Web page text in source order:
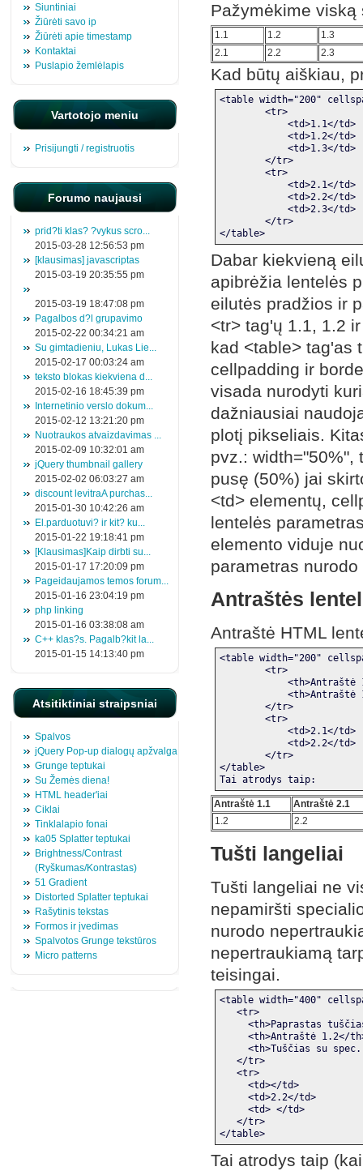
Siuntiniai
Žiūrėti savo ip
Žiūrėti apie timestamp
Kontaktai
Puslapio žemlėlapis
Vartotojo meniu
Prisijungti / registruotis
Forumo naujausi
prid?ti klas? ?vykus scro...
2015-03-28 12:56:53 pm
[klausimas] javascriptas
2015-03-19 20:35:55 pm
2015-03-19 18:47:08 pm
Pagalbos d?l grupavimo
2015-02-22 00:34:21 am
Su gimtadieniu, Lukas Lie...
2015-02-17 00:03:24 am
teksto blokas kiekviena d...
2015-02-16 18:45:39 pm
Internetinio verslo dokum...
2015-02-12 13:21:20 pm
Nuotraukos atvaizdavimas ...
2015-02-09 10:32:01 am
jQuery thumbnail gallery
2015-02-02 06:03:27 am
discount levitraA purchas...
2015-01-30 10:42:26 am
El.parduotuvi? ir kit? ku...
2015-01-22 19:18:41 pm
[Klausimas]Kaip dirbti su...
2015-01-17 17:20:09 pm
Pageidaujamos temos forum...
2015-01-16 23:04:19 pm
php linking
2015-01-16 03:38:08 am
C++ klas?s. Pagalb?kit la...
2015-01-15 14:13:40 pm
Atsitiktiniai straipsniai
Spalvos
jQuery Pop-up dialogų apžvalga
Grunge teptukai
Su Žemės diena!
HTML header'iai
Ciklai
Tinklalapio fonai
ka05 Splatter teptukai
Brightness/Contrast
(Ryškumas/Kontrastas)
51 Gradient
Distorted Splatter teptukai
Rašytinis tekstas
Formos ir įvedimas
Spalvotos Grunge tekstūros
Micro patterns
Pažymėkime viską
1.1 1.2
1.3
2.1
2.2 2.3
Kad būtų aiškiau,
<table width="200"
        <tr>
            <td>1.1</td>
            <td>1.2</td>
            <td>1.3</td>
        </tr>
        <tr>
            <td>2.1</td>
            <td>2.2</td>
            <td>2.3</td>
        </tr>
</table>
Dabar kiekvieną
apibrėžia lentelės
eilutės pradžios ir
<tr> tag'ų 1.1, 1.2
kad <table> tag'as
cellpadding ir
visada nurodyti
dažniausiai
plotį pikseliais.
pvz.:
pusę (50%) jai
<td> elementų,
lentelės
elemento viduje
parametras
Antraštės
Antraštė HTML
<table width="200"
        <tr>
<th>Antraštė
<th>Antraštė
        </tr>
        <tr>
            <td>2.1</td>
            <td>2.2</td>
        </tr>
</table>
Tai atrodys taip:
Antraštė 1.1
Antraštė 2.1
1.2
2.2
Tušti langeliai
Tušti langeliai ne
nepamiršti
nurodo
nepertraukiamą
teisingai.
<table width="400"
   <tr>
<th>Paprastas
<th>Antraštė 1.2</
<th>Tuščias su
   </tr>
   <tr>
     <td></td>
     <td>2.2</td>
     <td> </td>
   </tr>
</table>
Tai atrodys taip